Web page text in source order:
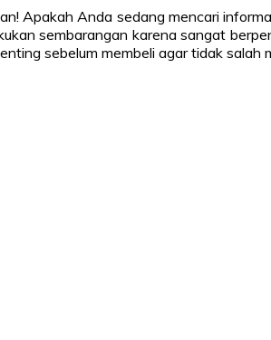
Apakah Anda sedang mencari
sembarangan karena sangat
sebelum membeli agar tidak salah